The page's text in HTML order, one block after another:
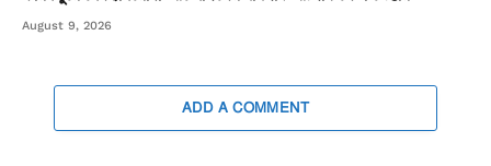
August 9, 2026
ADD A COMMENT